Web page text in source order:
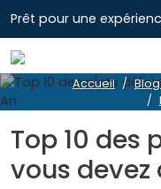
Prêt pour une
Accueil
Top 10 des
vous devez